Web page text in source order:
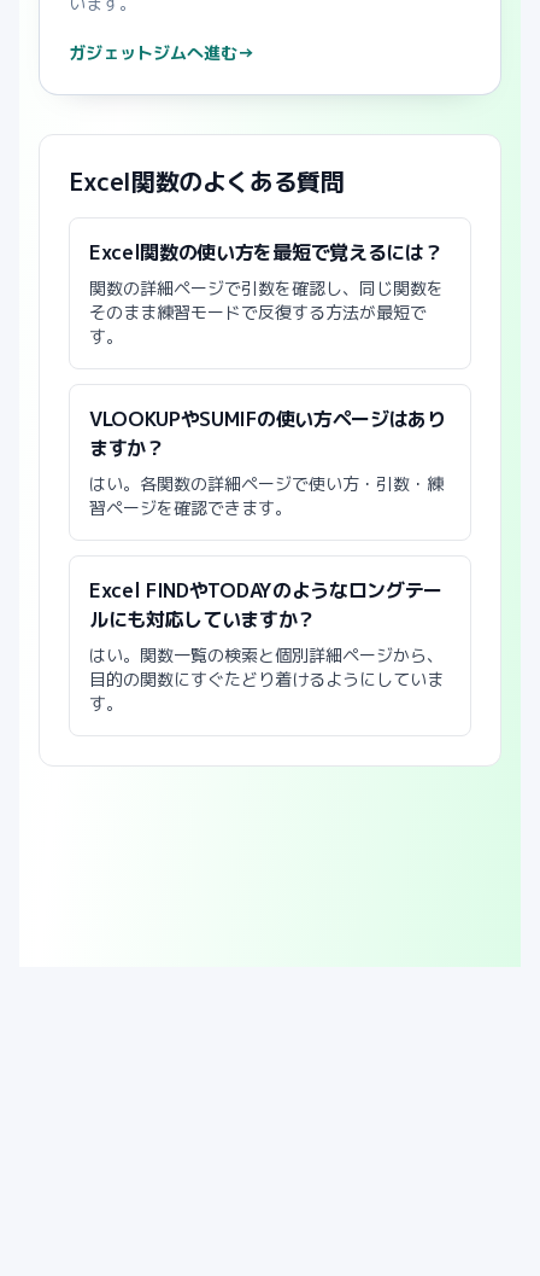
ガジェットジムへ進む→
Excel関数のよくある質問
Excel関数の使い方を最短で覚えるには？
関数の詳細ページで引数を確認し、同じ関数を
そのまま練習モードで反復する方法が最短で
す。
VLOOKUPやSUMIFの使い方ページはあり
ますか？
はい。各関数の詳細ページで使い方・引数・練
習ページを確認できます。
Excel FINDやTODAYのようなロングテー
ルにも対応していますか？
はい。関数一覧の検索と個別詳細ページから、
目的の関数にすぐたどり着けるようにしていま
す。